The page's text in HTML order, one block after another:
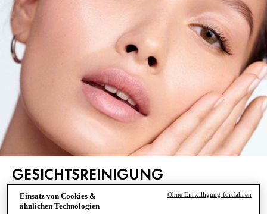
GESICHTSREINIGUNG
TROCKENE HAUT
Einsatz von Cookies &
ähnlichen Technologien
Ohne Einwilligung fortfahren